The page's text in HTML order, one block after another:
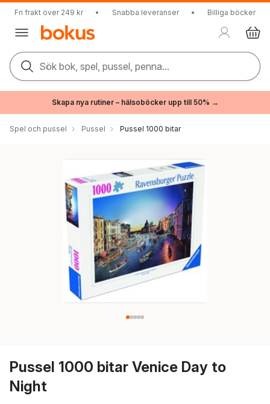
Fri frakt över 249 kr • Snabba leveranser • Billiga böcker
Sök bok, spel, pussel, penna...
Skapa nya rutiner – hälsoböcker upp till 50% →
Spel och pussel Pussel Pussel 1000 bitar
Pussel 1000 bitar Venice Day to
Night